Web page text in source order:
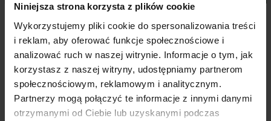
Niniejsza strona korzysta z plików cookie
Wykorzystujemy pliki cookie do spersonalizowania treści
i reklam, aby oferować funkcje społecznościowe i
analizować ruch w naszej witrynie. Informacje o tym, jak
korzystasz z naszej witryny, udostępniamy partnerom
społecznościowym, reklamowym i analitycznym.
Partnerzy mogą połączyć te informacje z innymi danymi
otrzymanymi od Ciebie lub uzyskanymi podczas
do listy życzeń
Narzuta welwetowa na fotel
czarna 70x160 cm pikowana w
jodełkę metodą hot press
SOFIA EUROFIRANY PREMIUM
76,70 zł
Dodaj do koszyka Dodaj do listy życzeń
Narzuta welwetowa czarna
170x210 cm pikowana w
jodełkę metodą hot press
SOFIA EUROFIRANY PREMIUM
199,30 zł
Dodaj do koszyka